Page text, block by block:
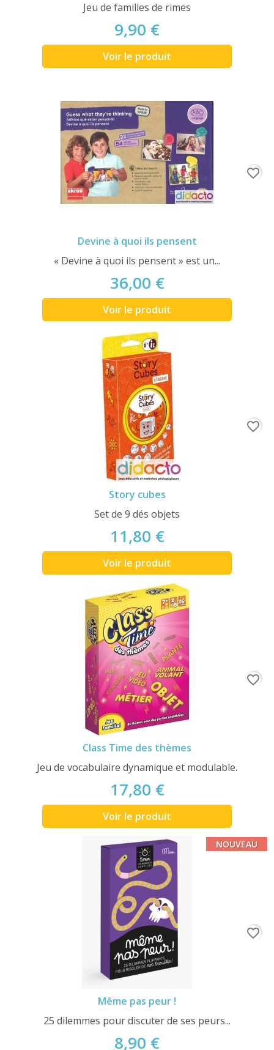
Jeu de familles de rimes
9,90 €
Voir le produit
Devine à quoi ils pensent
« Devine à quoi ils pensent » est un...
36,00 €
Voir le produit
favorite_border
Story cubes
Set de 9 dés objets
11,80 €
Voir le produit
favorite_border
Class Time des thèmes
Jeu de vocabulaire dynamique et modulable.
17,80 €
Voir le produit
favorite_border
Même pas peur !
25 dilemmes pour discuter de ses peurs...
8,90 €
NOUVEAU
favorite_border